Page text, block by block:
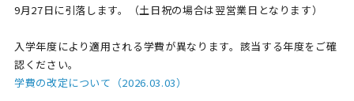
9月27日に引落します。（土日祝の場合は翌営業日となります）
入学年度により適用される学費が異なります。該当する年度をご確
認ください。
学費の改定について（2026.03.03）